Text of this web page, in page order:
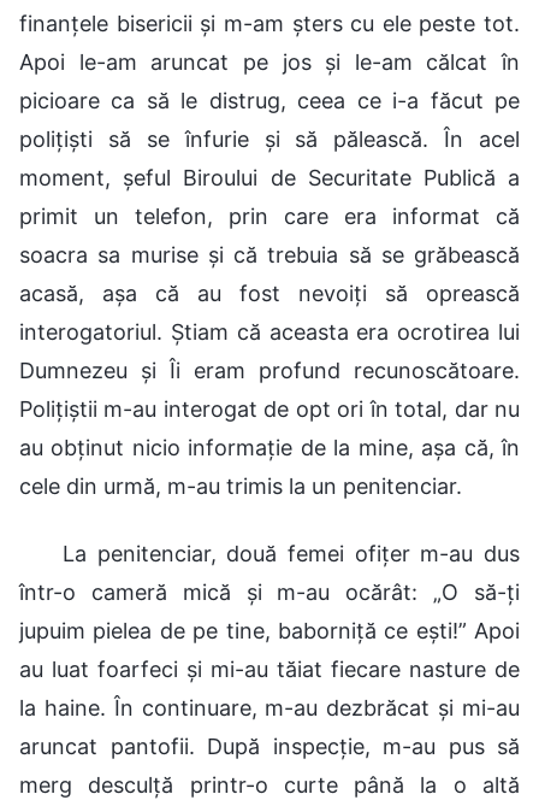
finanțele bisericii și m-am șters cu ele peste tot.
Apoi le-am aruncat pe jos și le-am călcat în
picioare ca să le distrug, ceea ce i-a făcut pe
polițiști să se înfurie și să pălească. În acel
moment, șeful Biroului de Securitate Publică a
primit un telefon, prin care era informat că
soacra sa murise și că trebuia să se grăbească
acasă, așa că au fost nevoiți să oprească
interogatoriul. Știam că aceasta era ocrotirea lui
Dumnezeu și Îi eram profund recunoscătoare.
Polițiștii m-au interogat de opt ori în total, dar nu
au obținut nicio informație de la mine, așa că, în
cele din urmă, m-au trimis la un penitenciar.
La penitenciar, două femei ofițer m-au dus
într-o cameră mică și m-au ocărât: „O să-ți
jupuim pielea de pe tine, baborniță ce ești!” Apoi
au luat foarfeci și mi-au tăiat fiecare nasture de
la haine. În continuare, m-au dezbrăcat și mi-au
aruncat pantofii. După inspecție, m-au pus să
merg desculță printr-o curte până la o altă